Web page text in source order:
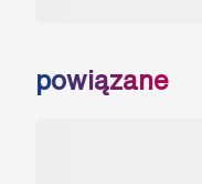
powiązane